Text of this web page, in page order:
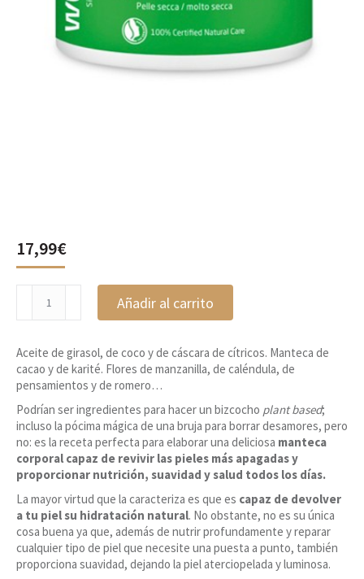
17,99€
Corporal
Intensiva
Weleda
cantidad
Añadir al carrito
Aceite de girasol, de coco y de cáscara de cítricos. Manteca de
cacao y de karité. Flores de manzanilla, de caléndula, de
pensamientos y de romero…
Podrían ser ingredientes para hacer un bizcocho plant based;
incluso la pócima mágica de una bruja para borrar desamores, pero
no: es la receta perfecta para elaborar una deliciosa manteca
corporal capaz de revivir las pieles más apagadas y
proporcionar nutrición, suavidad y salud todos los días.
La mayor virtud que la caracteriza es que es capaz de devolver
a tu piel su hidratación natural. No obstante, no es su única
cosa buena ya que, además de nutrir profundamente y reparar
cualquier tipo de piel que necesite una puesta a punto, también
proporciona suavidad, dejando la piel aterciopelada y luminosa.